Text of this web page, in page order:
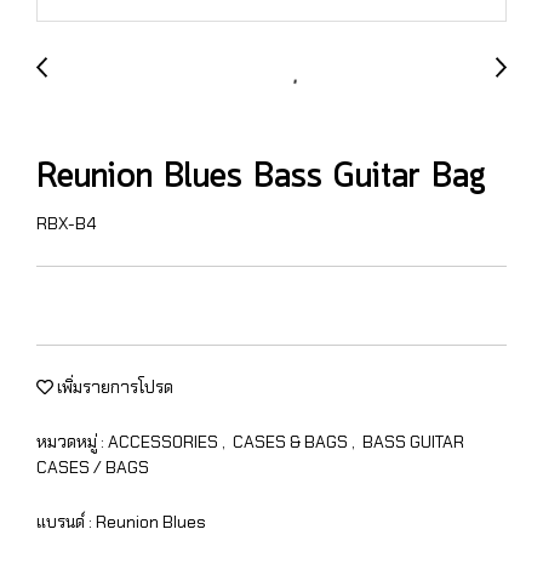
Reunion Blues Bass Guitar Bag
RBX-B4
เพิ่มรายการโปรด
หมวดหมู่ : ACCESSORIES , CASES & BAGS , BASS GUITAR
CASES / BAGS
แบรนด์ : Reunion Blues